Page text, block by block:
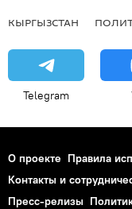
КЫРГЫЗСТАН
Telegram
О проекте Правила
Контакты и
Пресс-релизы